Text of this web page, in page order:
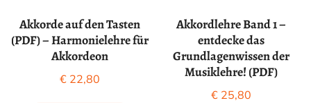
Akkorde auf den Tasten
(PDF) – Harmonielehre für
Akkordeon
€22,80
Akkordlehre Band 1 –
entdecke das
Grundlagenwissen der
Musiklehre! (PDF)
€ 25,80